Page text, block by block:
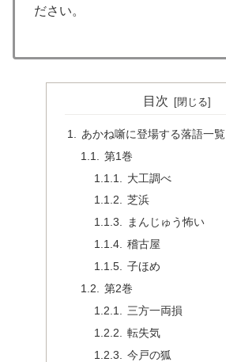
ださい。
目次
あかね噺に登場する落語一覧
第1巻
大工調べ
芝浜
まんじゅう怖い
稽古屋
子ほめ
第2巻
三方一両損
転失気
今戸の狐